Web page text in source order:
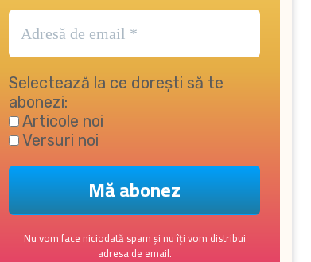
Selectează la ce dorești să te
abonezi:
Articole noi
Versuri noi
Nu vom face niciodată spam și nu îți vom distribui
adresa de email.